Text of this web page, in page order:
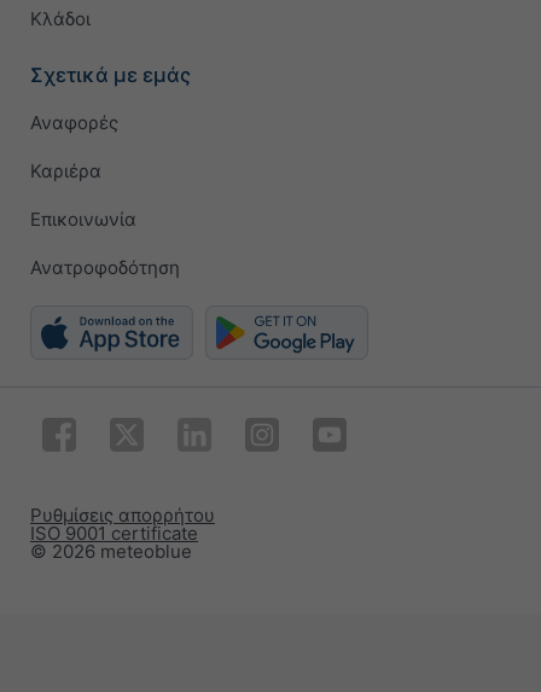
Κλάδοι
Σχετικά με εμάς
Αναφορές
Καριέρα
Επικοινωνία
Ανατροφοδότηση
© 2026 meteoblue
ISO 9001 certificate
Ρυθμίσεις απορρήτου